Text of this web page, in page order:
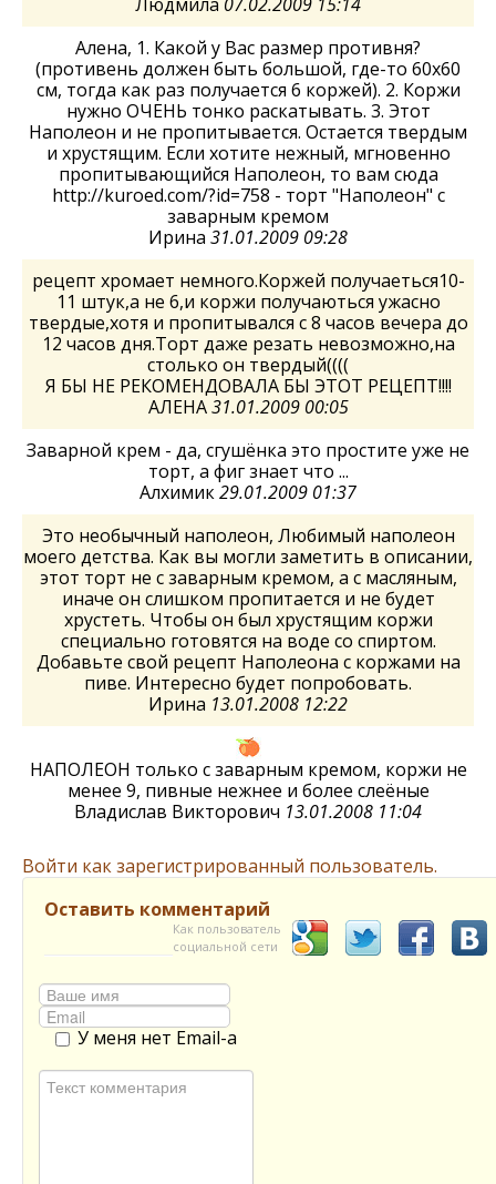
Алена, 1. Какой у Вас размер противня?
(противень должен быть большой, где-то 60х60
см, тогда как раз получается 6 коржей). 2. Коржи
нужно ОЧЕНЬ тонко раскатывать. 3. Этот
Наполеон и не пропитывается. Остается твердым
и хрустящим. Если хотите нежный, мгновенно
пропитывающийся Наполеон, то вам сюда
http://kuroed.com/?id=758 - торт "Наполеон" с
заварным кремом
Ирина 31.01.2009 09:28
рецепт хромает немного.Коржей получаеться10-
11 штук,а не 6,и коржи получаються ужасно
твердые,хотя и пропитывался с 8 часов вечера до
12 часов дня.Торт даже резать невозможно,на
столько он твердый((((
Я БЫ НЕ РЕКОМЕНДОВАЛА БЫ ЭТОТ РЕЦЕПТ!!!!
АЛЕНА31.01.2009 00:05
Заварной крем - да, сгушёнка это простите уже не
торт, а фиг знает что ...
Алхимик29.01.2009 01:37
Это необычный наполеон, Любимый наполеон
моего детства. Как вы могли заметить в описании,
этот торт не с заварным кремом, а с масляным,
иначе он слишком пропитается и не будет
хрустеть. Чтобы он был хрустящим коржи
специально готовятся на воде со спиртом.
Добавьте свой рецепт Наполеона с коржами на
пиве. Интересно будет попробовать.
Ирина 13.01.2008 12:22
НАПОЛЕОН только с заварным кремом, коржи не
менее 9, пивные нежнее и более слеёные
Владислав Викторович 13.01.2008 11:04
Войти как зарегистрированный пользователь.
Оставить комментарий
Как пользователь
социальной сети
У меня нет Email-а